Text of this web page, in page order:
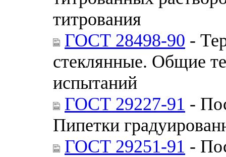
титрования
ГОСТ 28498-90 -
стеклянные. Общие
испытаний
ГОСТ 29227-91 -
Пипетки
ГОСТ 29251-91 -